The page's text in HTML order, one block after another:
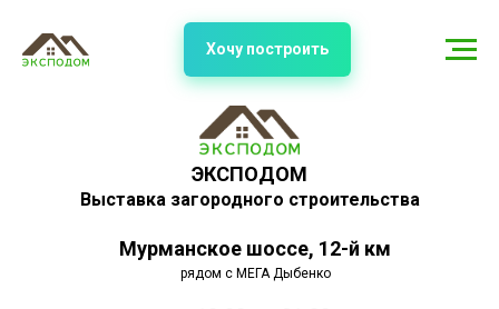
ЭКСПОДОМ
Выставка загородного строительства
Мурманское шоссе, 12-й км
рядом с МЕГА Дыбенко
Хочу построить